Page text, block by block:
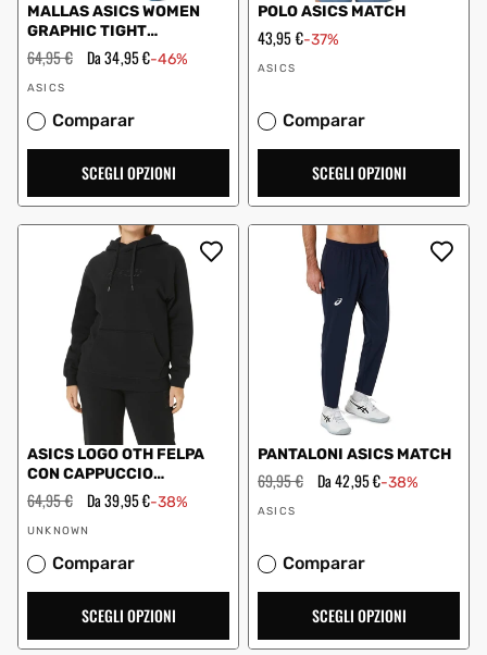
MALLAS ASICS WOMEN
GRAPHIC TIGHT
2042A270 DONNA BLU
Prezzo
regolare
64,95 € Prezzo
scontato
Da 34,95 €-46%
Fornitore:
ASICS
Comparar
SCEGLI OPZIONI
POLO ASICS MATCH
Prezzo
scontato
43,95 €-37%
Fornitore:
ASICS
Comparar
SCEGLI OPZIONI
ASICS LOGO OTH FELPA
CON CAPPUCCIO
2032C845 002 DONNA
Prezzo
regolare
64,95 € Prezzo
scontato
Da 39,95 €-38%
Fornitore:
UNKNOWN
Comparar
SCEGLI OPZIONI
PANTALONI ASICS MATCH
Prezzo
regolare
69,95 € Prezzo
scontato
Da 42,95 €-38%
Fornitore:
ASICS
Comparar
SCEGLI OPZIONI